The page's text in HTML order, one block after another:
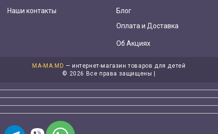
Наши контакты
Блог
Оплата и Доставка
Об Акциях
MA-MA.MD — интернет-магазин товаров для детей
© 2026 Все права защищены |